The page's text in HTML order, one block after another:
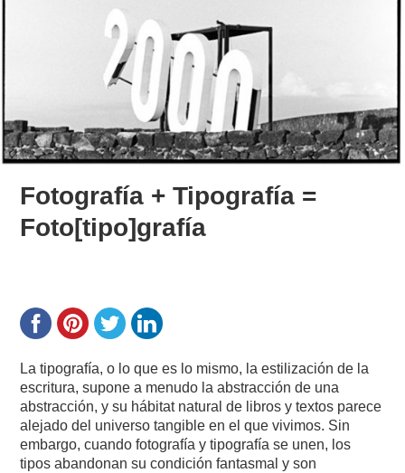
Fotografía + Tipografía =
Foto[tipo]grafía
La tipografía, o lo que es lo mismo, la estilización de la
escritura, supone a menudo la abstracción de una
abstracción, y su hábitat natural de libros y textos parece
alejado del universo tangible en el que vivimos. Sin
embargo, cuando fotografía y tipografía se unen, los
tipos abandonan su condición fantasmal y son